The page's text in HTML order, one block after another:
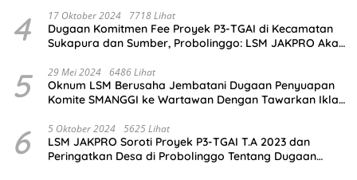
4 17 Oktober 2024 7718 Lihat
Dugaan Komitmen Fee Proyek P3-TGAI di Kecamatan
Sukapura dan Sumber, Probolinggo: LSM JAKPRO Akan
5 29 Mei 2024 6486 Lihat
Oknum LSM Berusaha Jembatani Dugaan Penyuapan
Komite SMANGGI ke Wartawan Dengan Tawarkan Iklan
6 5 Oktober 2024 5625 Lihat
LSM JAKPRO Soroti Proyek P3-TGAI T.A 2023 dan
Peringatkan Desa di Probolinggo Tentang Dugaan